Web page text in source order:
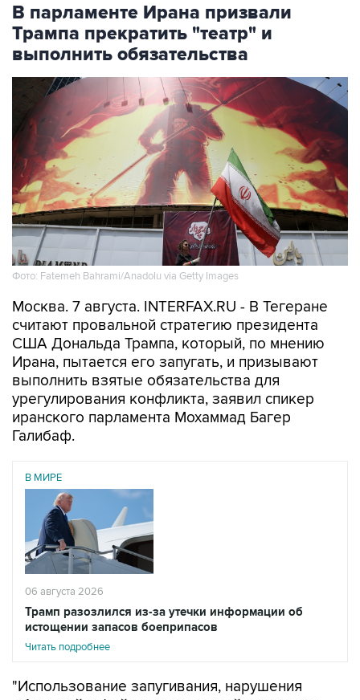
В парламенте Ирана призвали
Трампа прекратить "театр" и
выполнить обязательства
Фото: Fatemeh Bahrami/Anadolu via Getty Images
Москва. 7 августа. INTERFAX.RU - В Тегеране
считают провальной стратегию президента
США Дональда Трампа, который, по мнению
Ирана, пытается его запугать, и призывают
выполнить взятые обязательства для
урегулирования конфликта, заявил спикер
иранского парламента Мохаммад Багер
Галибаф.
В МИРЕ
06 августа 2026
Трамп разозлился из-за утечки информации об
истощении запасов боеприпасов
Читать подробнее
"Использование запугивания, нарушения